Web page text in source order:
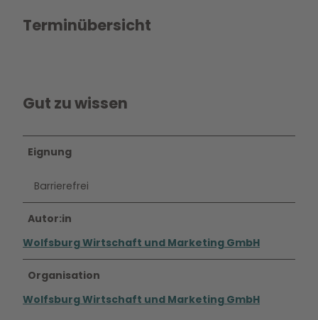
Terminübersicht
Gut zu wissen
Eignung
Barrierefrei
Autor:in
Wolfsburg Wirtschaft und Marketing GmbH
Organisation
Wolfsburg Wirtschaft und Marketing GmbH